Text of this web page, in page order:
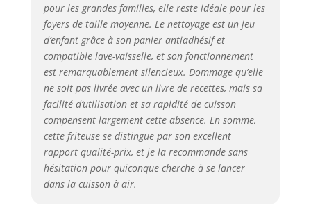
pour les grandes familles, elle reste idéale pour les
foyers de taille moyenne. Le nettoyage est un jeu
d’enfant grâce à son panier antiadhésif et
compatible lave-vaisselle, et son fonctionnement
est remarquablement silencieux. Dommage qu’elle
ne soit pas livrée avec un livre de recettes, mais sa
facilité d’utilisation et sa rapidité de cuisson
compensent largement cette absence. En somme,
cette friteuse se distingue par son excellent
rapport qualité-prix, et je la recommande sans
hésitation pour quiconque cherche à se lancer
dans la cuisson à air.